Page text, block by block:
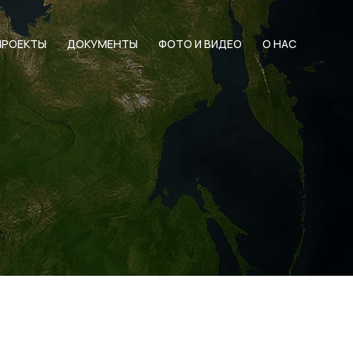
ДОКУМЕНТЫ ФОТО И ВИДЕО О НАС